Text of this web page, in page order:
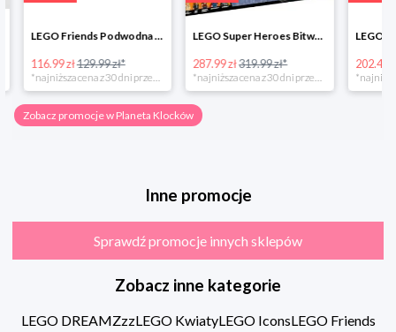
LEGO Friends Podwodna Frajda w super cenie
116.99 zł129.99 zł*
*najniższa cena z 30 dni przed obniżką
LEGO Super Heroes Bitwa powietrzna w super cenie
287.99 zł 319.99 zł*
*najniższa cena z 30 dni przed obniżką
202.49 zł
Zobacz promocje w Planeta Klocków
Inne promocje
Sprawdź promocje innych sklepów
Zobacz inne kategorie
LEGO DREAMZzzLEGO KwiatyLEGO IconsLEGO Friends